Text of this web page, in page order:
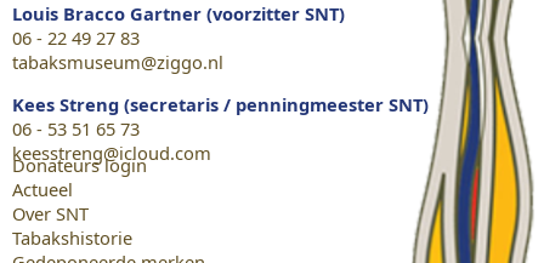
Louis Bracco Gartner (voorzitter SNT)
06 - 22 49 27 83
tabaksmuseum@ziggo.nl
Kees Streng (secretaris / penningmeester SNT)
06 - 53 51 65 73
keesstreng@icloud.com
Donateurs login
Actueel
Over SNT
Tabakshistorie